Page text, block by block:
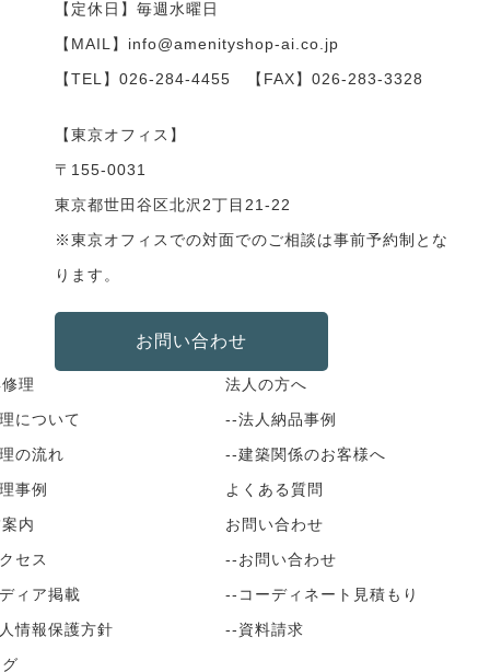
【定休日】毎週水曜日
【MAIL】info@amenityshop-ai.co.jp
【TEL】 026-284-4455 【FAX】026-283-3328
【東京オフィス】
〒155-0031
東京都世田谷区北沢2丁目21-22
※東京オフィスでの対面でのご相談は事前予約制とな
ります。
お問い合わせ
理
について
の流れ
事例
内
セス
ィア掲載
情報保護方針
法人の方へ
--法人納品事例
--建築関係のお客様へ
よくある質問
お問い合わせ
--お問い合わせ
--コーディネート見積もり
--資料請求